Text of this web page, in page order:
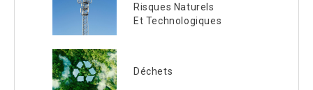
Risques Naturels
Et Technologiques
Déchets